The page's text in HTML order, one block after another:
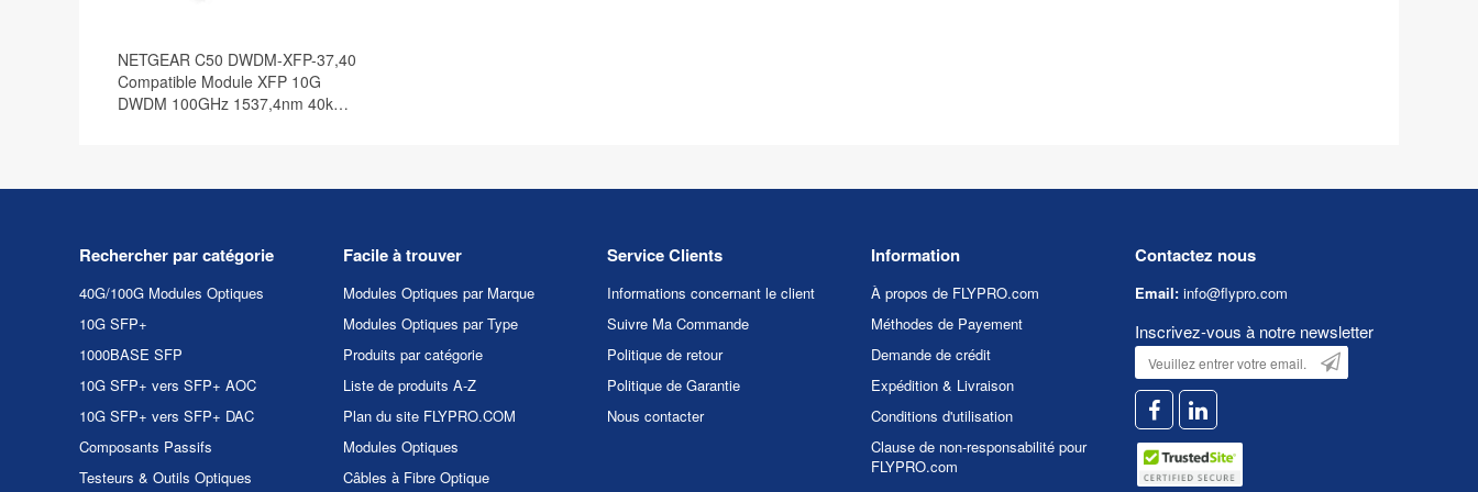
NETGEAR C50 DWDM-XFP-37,40
Compatible Module XFP 10G
DWDM 100GHz 1537,4nm 40km
Rechercher par catégorie
40G/100G Modules Optiques
10G SFP+
1000BASE SFP
10G SFP+ vers SFP+ AOC
10G SFP+ vers SFP+ DAC
Composants Passifs
Testeurs & Outils Optiques
Facile à trouver
Modules Optiques par Marque
Modules Optiques par Type
Produits par catégorie
Liste de produits A-Z
Plan du site FLYPRO.COM
Modules Optiques
Câbles à Fibre Optique
Service Clients
Informations concernant le client
Suivre Ma Commande
Politique de retour
Politique de Garantie
Nous contacter
Information
À propos de FLYPRO.com
Méthodes de Payement
Demande de crédit
Expédition & Livraison
Conditions d'utilisation
Clause de non-responsabilité pour
FLYPRO.com
Contactez nous
Email: info@flypro.com
Inscrivez-vous à notre newsletter